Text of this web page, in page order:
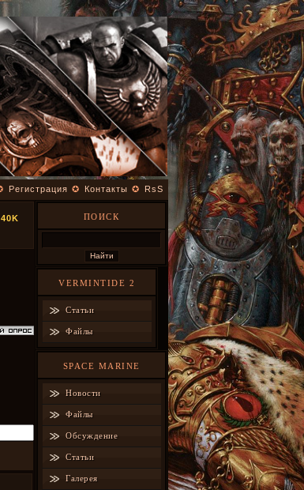
Регистрация ✪ Контакты ✪ RsS
ПОИСК
VERMINTIDE 2
Статьи
Файлы
SPACE MARINE
Новости
Файлы
Обсуждение
Статьи
Галерея